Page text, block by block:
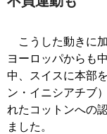
こうした動きに加
ヨーロッパからも
中、スイスに本部
ン・イニシアチブ
れたコットンへの
ました。